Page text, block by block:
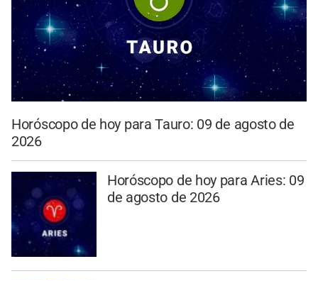
Horóscopo de hoy para Tauro: 09 de agosto de
2026
Horóscopo de hoy para Aries: 09
de agosto de 2026